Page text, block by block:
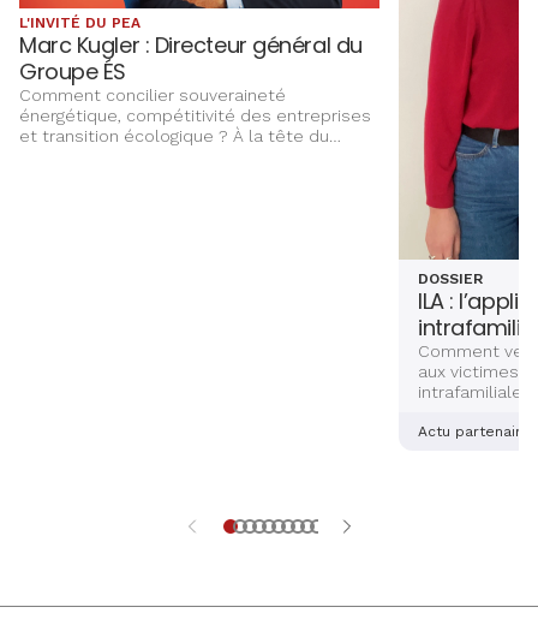
L'INVITÉ DU PEA
Marc Kugler : Directeur général du
Groupe ÉS
Comment concilier souveraineté
énergétique, compétitivité des entreprises
et transition écologique ? À la tête du
DOSSIER
ILA :
Comment
aux victimes
alsaciennes
Actu partenaire